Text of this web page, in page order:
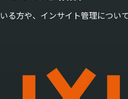
る方や、インサイト管理につい